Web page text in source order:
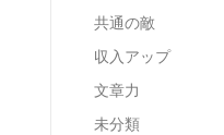
共通の敵
収入アップ
文章力
未分類